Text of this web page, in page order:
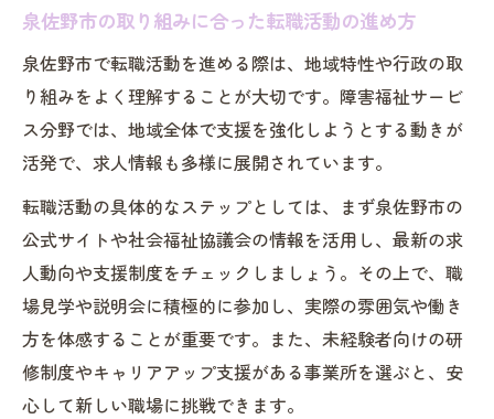
泉佐野市の取り組みに合った転職活動の進め方
泉佐野市で転職活動を進める際は、地域特性や行政の取
り組みをよく理解することが大切です。障害福祉サービ
ス分野では、地域全体で支援を強化しようとする動きが
活発で、求人情報も多様に展開されています。
転職活動の具体的なステップとしては、まず泉佐野市の
公式サイトや社会福祉協議会の情報を活用し、最新の求
人動向や支援制度をチェックしましょう。その上で、職
場見学や説明会に積極的に参加し、実際の雰囲気や働き
方を体感することが重要です。また、未経験者向けの研
修制度やキャリアアップ支援がある事業所を選ぶと、安
心して新しい職場に挑戦できます。